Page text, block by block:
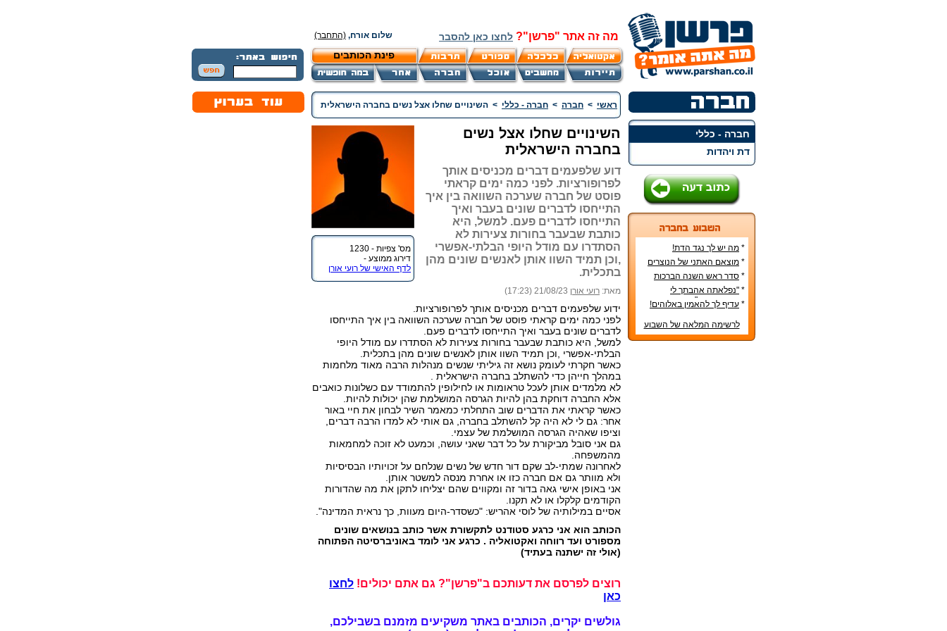
מה זה אתר "פרשן"? לחצו כאן להסבר שלום אורח, (התחבר)
פינת הכותבים
חברה - כללי
דת ויהדות
* מה יש לך נגד הדת!
* מוצאם האתני של הנוצרים
בארץ
* סדר ראש השנה הברכות
והסימנים
* "נפלאתה אהבתך לי
מאהבת נשים"
* עדיף לך להאמין באלוהים!
לרשימה המלאה של השבוע
ראשי > חברה > חברה - כללי > השינויים שחלו אצל נשים בחברה הישראלית
מס' צפיות - 1230
דירוג ממוצע -
לדף האישי של רועי אורן
השינויים שחלו אצל נשים
בחברה הישראלית
דוע שלפעמים דברים מכניסים אותך
לפרופורציות. לפני כמה ימים קראתי
פוסט של חברה שערכה השוואה בין איך
התייחסו לדברים שונים בעבר ואיך
התייחסו לדברים פעם. למשל, היא
כותבת שבעבר בחורות צעירות לא
הסתדרו עם מודל היופי הבלתי-אפשרי
,וכן תמיד השוו אותן לאנשים שונים מהן
בתכלית.
מאת: רועי אורן 21/08/23 (17:23)
ידוע שלפעמים דברים מכניסים אותך לפרופורציות.
לפני כמה ימים קראתי פוסט של חברה שערכה השוואה בין איך התייחסו
לדברים שונים בעבר ואיך התייחסו לדברים פעם.
למשל, היא כותבת שבעבר בחורות צעירות לא הסתדרו עם מודל היופי
הבלתי-אפשרי ,וכן תמיד השוו אותן לאנשים שונים מהן בתכלית.
כאשר חקרתי לעומק נושא זה גיליתי שנשים מנהלות הרבה מאוד מלחמות
במהלך חייהן כדי להשתלב בחברה הישראלית .
לא מלמדים אותן לעכל טראומות או לחילופין להתמודד עם כשלונות כואבים
אלא החברה דוחקת בהן להיות הגרסה המושלמת שהן יכולות להיות.
כאשר קראתי את הדברים שוב התחלתי כמאמר השיר לבחון את חיי באור
אחר: גם לי לא היה קל להשתלב בחברה, גם אותי לא למדו הרבה דברים,
וציפו שאהיה הגרסה המושלמת של עצמי.
גם אני סובל מביקורת על כל דבר שאני עושה, וכמעט לא זוכה למחמאות
מהמשפחה.
לאחרונה שמתי-לב שקם דור חדש של נשים שנלחם על זכויותיו הבסיסיות
ולא מוותר גם אם חברה כזו או אחרת מנסה למשטר אותן.
אני באופן אישי גאה בדור זה ומקווים שהם יצליחו לתקן את מה שהדורות
הקודמים קלקלו או לא תקנו.
אסיים במילותיה של לוסי אהריש: "כשסדר-היום מעוות, כך נראית המדינה".
הכותב הוא אני כרגע סטודנט לתקשורת אשר כותב בנושאים שונים
מספורט ועד רווחה ואקטואליה . כרגע אני לומד באוניברסיטה הפתוחה
(אולי זה ישתנה בעתיד)
רוצים לפרסם את דעותכם ב"פרשן"? גם אתם יכולים! לחצו
כאן
גולשים יקרים, הכותבים באתר משקיעים מזמנם בשבילכם,